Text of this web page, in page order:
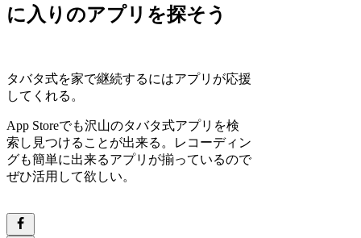
に入りのアプリを探そう
タバタ式を家で継続するにはアプリが応援
してくれる。
App Storeでも沢山のタバタ式アプリを検
索し見つけることが出来る。レコーディン
グも簡単に出来るアプリが揃っているので
ぜひ活用して欲しい。